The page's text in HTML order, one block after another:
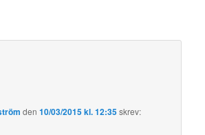
den10/03/2015 kl. 12:35skrev: